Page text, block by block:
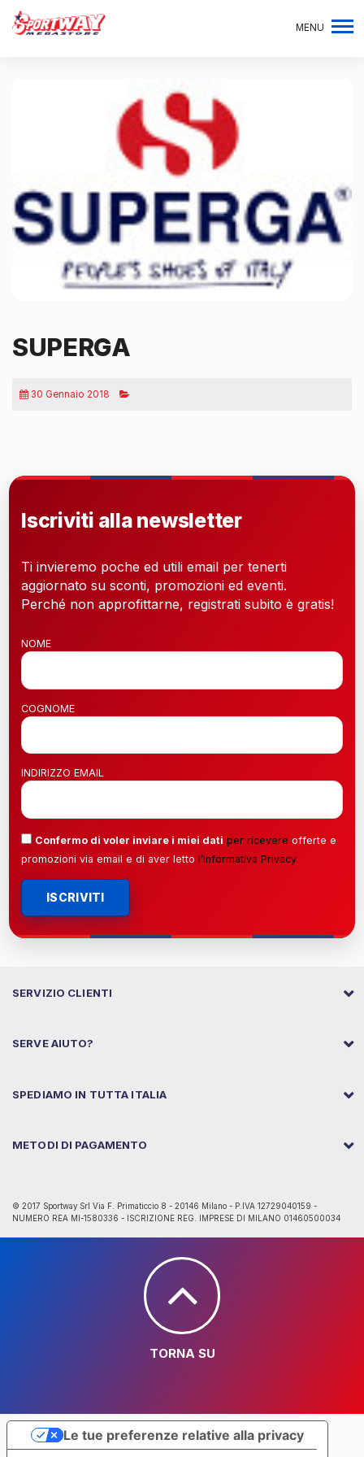
MENU
SUPERGA
30 Gennaio 2018
Iscriviti alla newsletter
Ti invieremo poche ed utili email per tenerti
aggiornato su sconti, promozioni ed eventi.
Perché non approfittarne, registrati subito è gratis!
NOME
COGNOME
INDIRIZZO EMAIL
Confermo di voler inviare i miei dati per ricevere offerte e
promozioni via email e di aver letto l’Informativa Privacy.
ISCRIVITI
SERVIZIO CLIENTI
SERVE AIUTO?
SPEDIAMO IN TUTTA ITALIA
METODI DI PAGAMENTO
© 2017 Sportway Srl Via F. Primaticcio 8 - 20146 Milano - P.IVA 12729040159 -
NUMERO REA MI-1580336 - ISCRIZIONE REG. IMPRESE DI MILANO 01460500034
TORNA SU
Le tue preferenze relative alla privacy